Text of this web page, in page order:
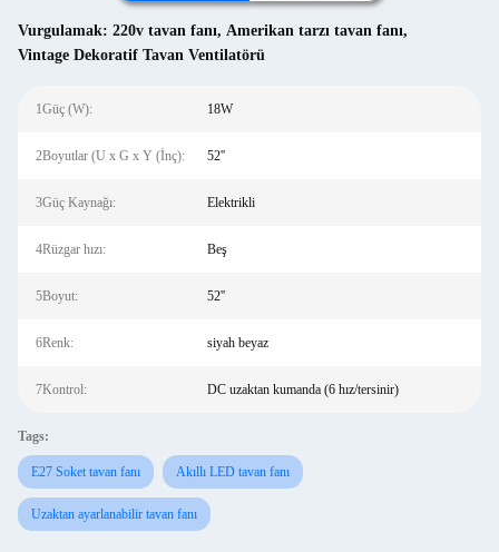
Vurgulamak: 220v tavan fanı, Amerikan tarzı tavan fanı,
Vintage Dekoratif Tavan Ventilatörü
1Güç (W): 18W
2Boyutlar (U x G x Y (İnç): 52''
3Güç Kaynağı: Elektrikli
4Rüzgar hızı: Beş
5Boyut: 52''
6Renk: siyah beyaz
7Kontrol: DC uzaktan kumanda (6 hız/tersinir)
Tags:
E27 Soket tavan fanı Akıllı LED tavan fanı
Uzaktan ayarlanabilir tavan fanı